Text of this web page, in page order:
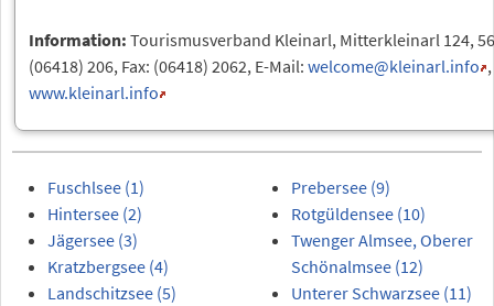
Information: Tourismusverband Kleinarl, Mitterkleinarl 124,
(06418) 206, Fax: (06418) 2062, E-Mail: welcome@kleinarl.info
www.kleinarl.info
Fuschlsee (1)
Hintersee (2)
Jägersee (3)
Kratzbergsee (4)
Landschitzsee (5)
Prebersee (9)
Rotgüldensee (10)
Twenger Almsee, Oberer
Schönalmsee (12)
Unterer Schwarzsee (11)